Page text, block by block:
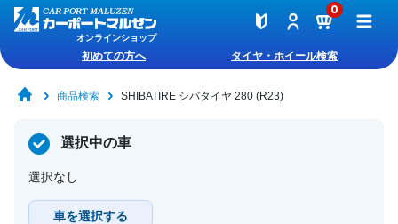
オンラインショップ
0
初めての方へ タイヤ・ホイール検索
商品検索 SHIBATIRE シバタイヤ 280 (R23)
選択中の車
選択なし
車を選択する